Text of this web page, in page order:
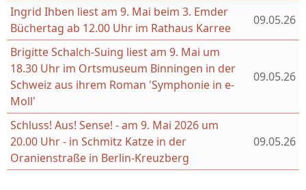
Ingrid Ihben liest am 9. Mai beim 3. Emder
Büchertag ab 12.00 Uhr im Rathaus Karree
09.05.26
Brigitte Schalch-Suing liest am 9. Mai um
18.30 Uhr im Ortsmuseum Binningen in der
Schweiz aus ihrem Roman 'Symphonie in e-
Moll'
09.05.26
Schluss! Aus! Sense! - am 9. Mai 2026 um
20.00 Uhr - in Schmitz Katze in der
Oranienstraße in Berlin-Kreuzberg
09.05.26